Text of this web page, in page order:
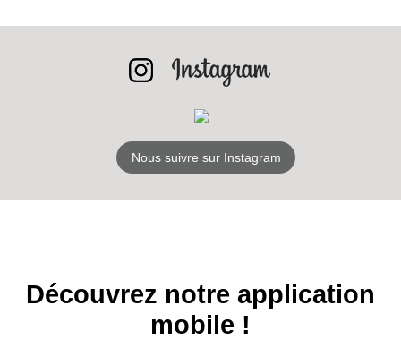
Nous suivre sur Instagram
Découvrez notre application
mobile !